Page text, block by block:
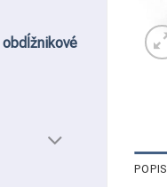
obdĺžnikové
POPIS